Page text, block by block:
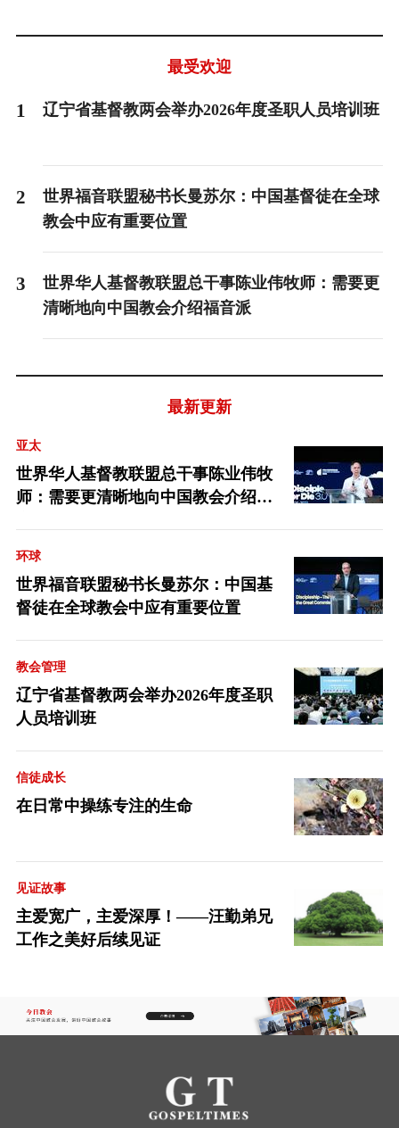
最受欢迎
1 辽宁省基督教两会举办2026年度圣职人员培训班
2
世界福音联盟秘书长曼苏尔：中国基督徒在全球
教会中应有重要位置
3
世界华人基督教联盟总干事陈业伟牧师：需要更
清晰地向中国教会介绍福音派
最新更新
亚太
世界华人基督教联盟总干事陈业伟牧
师：需要更清晰地向中国教会介绍福
环球
世界福音联盟秘书长曼苏尔：中国基
督徒在全球教会中应有重要位置
教会管理
辽宁省基督教两会举办2026年度圣职
人员培训班
信徒成长
在日常中操练专注的生命
见证故事
主爱宽广，主爱深厚！——汪勤弟兄
工作之美好后续见证